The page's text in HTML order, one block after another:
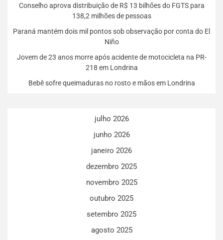
Conselho aprova distribuição de R$ 13 bilhões do FGTS para
138,2 milhões de pessoas
Paraná mantém dois mil pontos sob observação por conta do El
Niño
Jovem de 23 anos morre após acidente de motocicleta na PR-
218 em Londrina
Bebê sofre queimaduras no rosto e mãos em Londrina
julho 2026
junho 2026
janeiro 2026
dezembro 2025
novembro 2025
outubro 2025
setembro 2025
agosto 2025